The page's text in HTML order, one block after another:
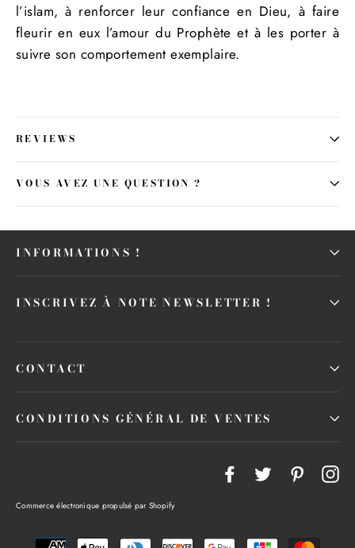
l’islam, à renforcer leur confiance en Dieu, à faire
fleurir en eux l’amour du Prophète et à les porter à
suivre son comportement exemplaire.
REVIEWS
VOUS AVEZ UNE QUESTION ?
INFORMATIONS !
INSCRIVEZ À NOTE NEWSLETTER !
CONTACT
CONDITIONS GÉNÉRAL DE VENTES
Facebook
Twitter
Commerce électronique propulsé par Shopify